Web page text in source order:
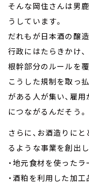
そんな岡住さんは男
うしています。
だれもが日本酒の醸
行政にはたらきかけ、
根幹部分のルールを
こうした規制を取っ
がある人が集い、雇
につながるんだそう。
さらに、お酒造りに
るような事業を創出
・地元食材を使った
・酒粕を利用した加